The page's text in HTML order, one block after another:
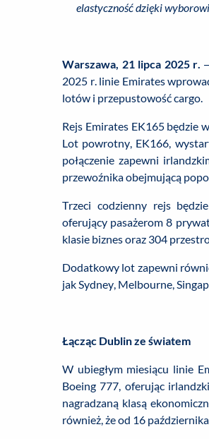
elastyczność dzięki
Warszawa, 21 lipca 2025 r.
2025 r. linie Emirates
lotów i przepustowość cargo.
Rejs Emirates EK165 będzie
Lot powrotny, EK166,
połączenie zapewni
przewoźnika obejmującą
Trzeci codzienny rejs
oferujący pasażerom 8
klasie biznes oraz 304
Dodatkowy lot zapewni
jak Sydney, Melbourne,
Łącząc Dublin ze światem
W ubiegłym miesiącu linie
Boeing 777, oferując
nagradzaną klasą
również, że od 16